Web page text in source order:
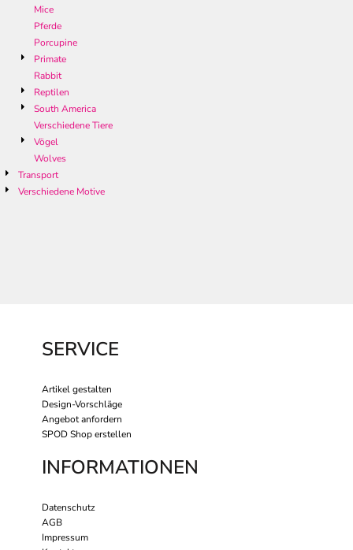
Mice
Pferde
Porcupine
Primate
Rabbit
Reptilen
South America
Verschiedene Tiere
Vögel
Wolves
Transport
Verschiedene Motive
SERVICE
Artikel gestalten
Design-Vorschläge
Angebot anfordern
SPOD Shop erstellen
INFORMATIONEN
Datenschutz
AGB
Impressum